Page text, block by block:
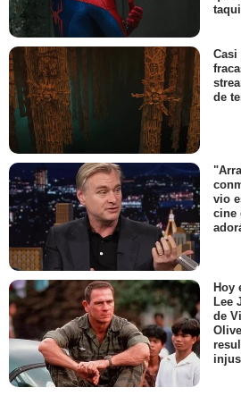
Casi
de
vio
cine
Hoy
Lee
de